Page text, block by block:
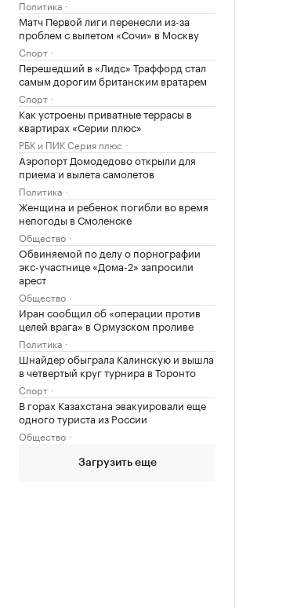
Политика
Матч Первой лиги перенесли из-за
проблем с вылетом «Сочи» в Москву
Спорт
Перешедший в «Лидс» Траффорд стал
самым дорогим британским вратарем
Спорт
Как устроены приватные террасы в
квартирах «Серии плюс»
РБК и ПИК Серия плюс
Аэропорт Домодедово открыли для
приема и вылета самолетов
Политика
Женщина и ребенок погибли во время
непогоды в Смоленске
Общество
Обвиняемой по делу о порнографии
экс-участнице «Дома-2» запросили
арест
Общество
Иран сообщил об «операции против
целей врага» в Ормузском проливе
Политика
Шнайдер обыграла Калинскую и вышла
в четвертый круг турнира в Торонто
Спорт
В горах Казахстана эвакуировали еще
одного туриста из России
Общество
Загрузить еще